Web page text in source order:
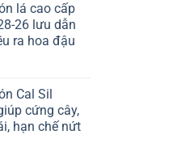
lá cao cấp
26 lưu dẫn
ra hoa đậu
Cal Sil
cứng cây,
hạn chế nứt